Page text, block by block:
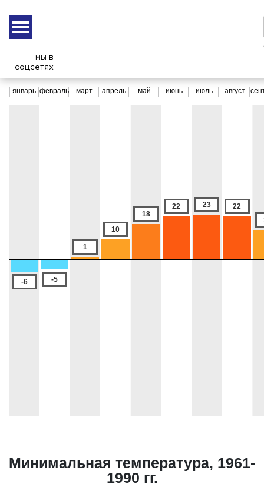
мы в
соцсетях
КЛИМАТ:
Максимальная температура,
январь февраль март апрель май июнь июль август
-6 -5
1
10
18
22 23
22
Минимальная температура, 1961-
1990 гг.